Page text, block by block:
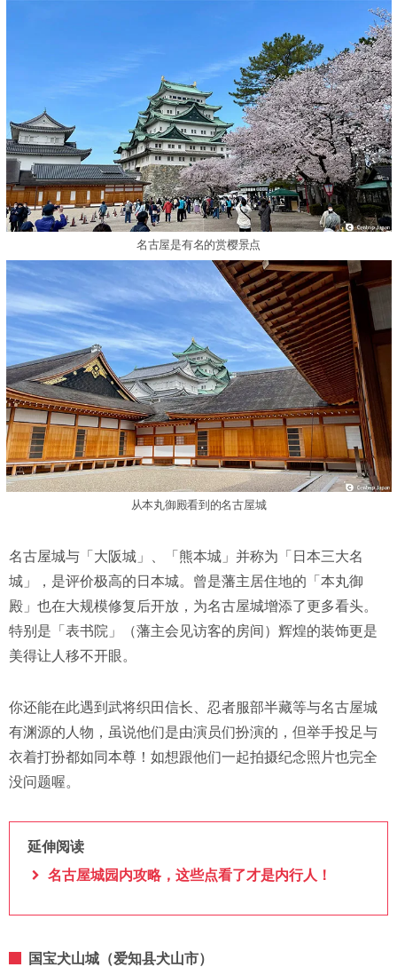
名古屋是有名的赏樱景点
从本丸御殿看到的名古屋城
名古屋城与「大阪城」、「熊本城」并称为「日本三大名
城」，是评价极高的日本城。曾是藩主居住地的「本丸御
殿」也在大规模修复后开放，为名古屋城增添了更多看头。
特别是「表书院」（藩主会见访客的房间）辉煌的装饰更是
美得让人移不开眼。
你还能在此遇到武将织田信长、忍者服部半藏等与名古屋城
有渊源的人物，虽说他们是由演员们扮演的，但举手投足与
衣着打扮都如同本尊！如想跟他们一起拍摄纪念照片也完全
没问题喔。
延伸阅读
名古屋城园内攻略，这些点看了才是内行人！
国宝犬山城（爱知县犬山市）